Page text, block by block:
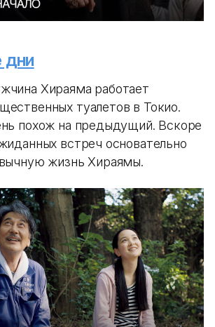
дни
Хираяма работает
туалетов в Токио.
похож на предыдущий. Вскоре
встреч основательно
жизнь Хираямы.